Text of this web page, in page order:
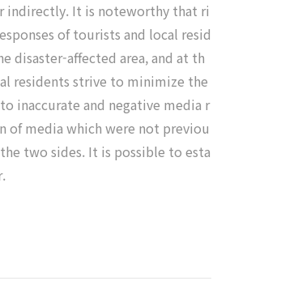
indirectly. It is noteworthy that ri
of tourists and local resid
disaster-affected area, and at th
residents strive to minimize the
inaccurate and negative media r
media which were not previou
two sides. It is possible to esta